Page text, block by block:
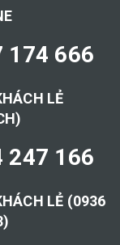
174 666
LẺ
247 166
LẺ (0936